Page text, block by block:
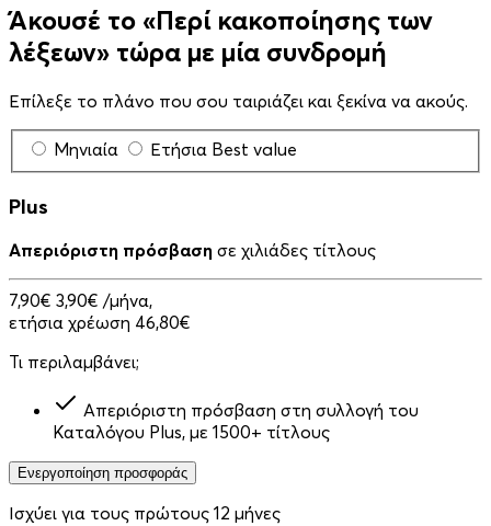
Άκουσέ το «Περί κακοποίησης των
λέξεων» τώρα με μία συνδρομή
Επίλεξε το πλάνο που σου ταιριάζει και ξεκίνα να ακούς.
Μηνιαία Ετήσια Best value
Plus
Απεριόριστη πρόσβαση σε χιλιάδες τίτλους
7,90€ 3,90€ /μήνα,
ετήσια χρέωση 46,80€
Τι περιλαμβάνει;
Απεριόριστη πρόσβαση στη συλλογή του
Καταλόγου Plus, με 1500+ τίτλους
Ενεργοποίηση προσφοράς
Ισχύει για τους πρώτους 12 μήνες